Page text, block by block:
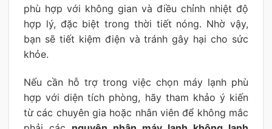
phù hợp với không gian và điều chỉnh nhiệt độ
hợp lý, đặc biệt trong thời tiết nóng. Nhờ vậy,
bạn sẽ tiết kiệm điện và tránh gây hại cho sức
khỏe.
Nếu cần hỗ trợ trong việc chọn máy lạnh phù
hợp với diện tích phòng, hãy tham khảo ý kiến
từ các chuyên gia hoặc nhân viên để không mắc